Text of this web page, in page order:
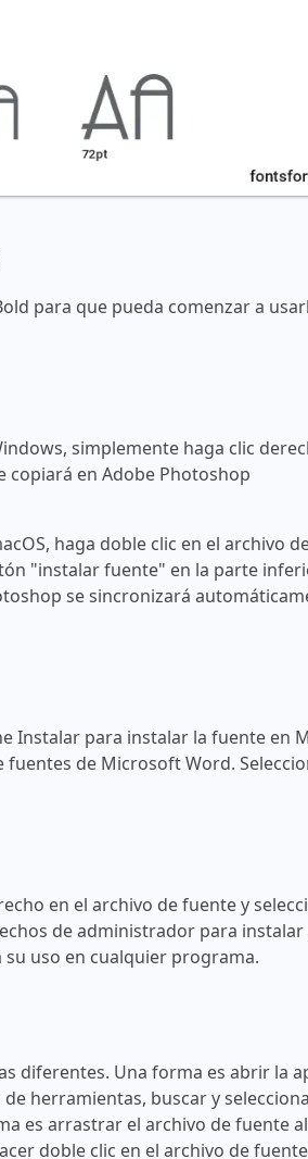
para que pueda comenzar a
simplemente haga clic
copiará en Adobe Photoshop
haga doble clic en el archivo
"instalar fuente" en la parte
se sincronizará
Instalar para instalar la fuente en
de Microsoft Word.
en el archivo de fuente y
de administrador para instalar
uso en cualquier programa.
diferentes. Una forma es abrir la
herramientas, buscar y
es arrastrar el archivo de fuente
doble clic en el archivo de